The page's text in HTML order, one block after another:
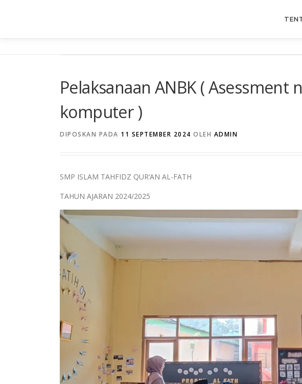
Pelaksanaan ANBK ( Asessment
komputer )
DIPOSKAN PADA 11 SEPTEMBER 2024 OLEH ADMIN
SMP ISLAM TAHFIDZ QUR’AN AL-FATH
TAHUN AJARAN 2024/2025